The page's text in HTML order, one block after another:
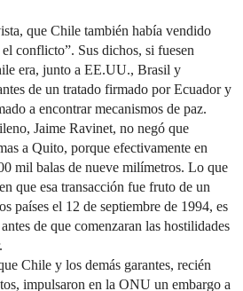
que Chile también había vendido
conflicto”. Sus dichos, si fuesen
era, junto a EE.UU., Brasil y
de un tratado firmado por Ecuador y
a encontrar mecanismos de paz.
Jaime Ravinet, no negó que
a Quito, porque efectivamente en
mil balas de nueve milímetros. Lo que
que esa transacción fue fruto de un
países el 12 de septiembre de 1994, es
de que comenzaran las hostilidades
Chile y los demás garantes, recién
impulsaron en la ONU un embargo a